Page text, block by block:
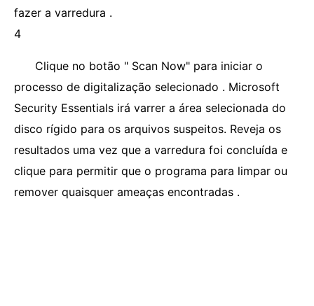
fazer a varredura .
4
Clique no botão " Scan Now" para iniciar o
processo de digitalização selecionado . Microsoft
Security Essentials irá varrer a área selecionada do
disco rígido para os arquivos suspeitos. Reveja os
resultados uma vez que a varredura foi concluída e
clique para permitir que o programa para limpar ou
remover quaisquer ameaças encontradas .